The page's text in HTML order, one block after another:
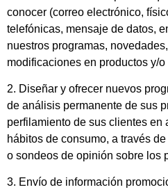
conocer (correo electrónico,
telefónicas, mensaje de datos,
nuestros programas,
modificaciones en productos y/o
2. Diseñar y ofrecer nuevos
de análisis permanente de sus
perfilamiento de sus clientes en
hábitos de consumo, a través
o sondeos de opinión sobre los
3. Envío de información